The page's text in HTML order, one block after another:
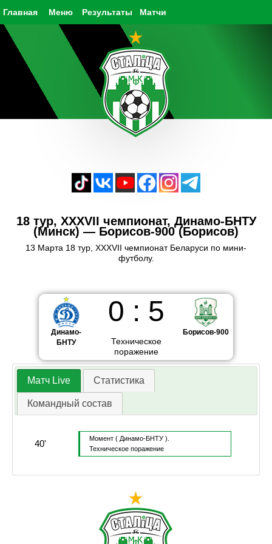
Главная Результаты Матчи
Меню
18 тур, XXXVII чемпионат, Динамо-БНТУ
(Минск) — Борисов-900 (Борисов)
13 Марта 18 тур, XXXVII чемпионат Беларуси по мини-
футболу.
Динамо-
БНТУ
0 : 5
Техническое
поражение
Борисов-900
Матч Live Статистика
Командный состав
40' Момент ( Динамо-БНТУ ).
Техническое поражение